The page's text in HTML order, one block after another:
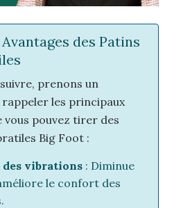
des Patins
prenons un
les principaux
vous pouvez tirer des
Big Foot :
vibrations : Diminue
le confort des